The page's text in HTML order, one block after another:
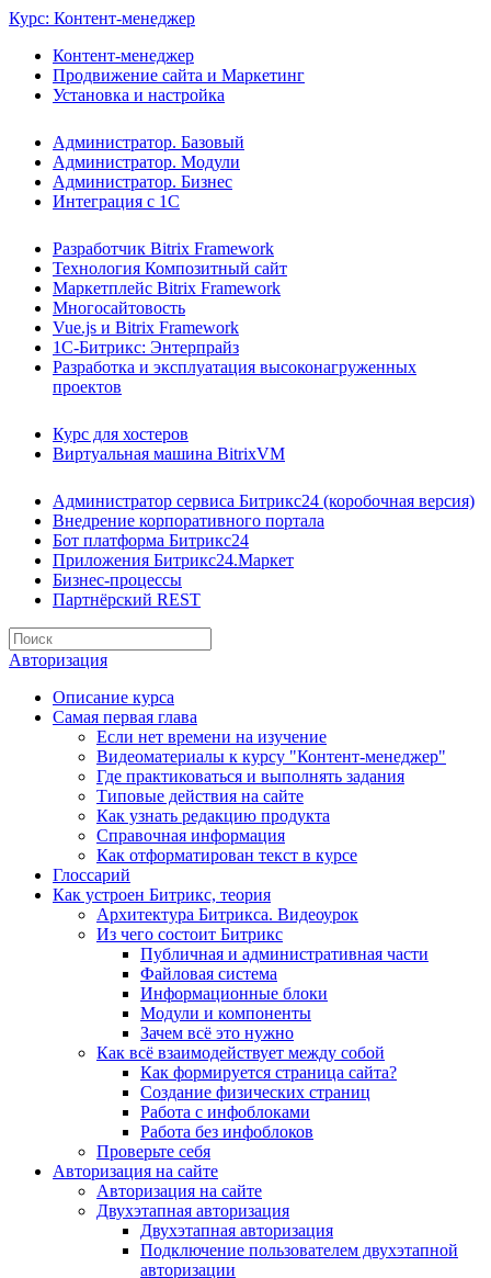
Курс: Контент-менеджер
Контент-менеджер
Продвижение сайта и Маркетинг
Установка и настройка
Администратор. Базовый
Администратор. Модули
Администратор. Бизнес
Интеграция с 1С
Разработчик Bitrix Framework
Технология Композитный сайт
Маркетплейс Bitrix Framework
Многосайтовость
Vue.js и Bitrix Framework
1С-Битрикс: Энтерпрайз
Разработка и эксплуатация высоконагруженных
проектов
Курс для хостеров
Виртуальная машина BitrixVM
Администратор сервиса Битрикс24 (коробочная версия)
Внедрение корпоративного портала
Бот платформа Битрикс24
Приложения Битрикс24.Маркет
Бизнес-процессы
Партнёрский REST
Авторизация
Описание курса
Самая первая глава
Если нет времени на изучение
Видеоматериалы к курсу "Контент-менеджер"
Где практиковаться и выполнять задания
Типовые действия на сайте
Как узнать редакцию продукта
Справочная информация
Как отформатирован текст в курсе
Глоссарий
Как устроен Битрикс, теория
Архитектура Битрикса. Видеоурок
Из чего состоит Битрикс
Публичная и административная части
Файловая система
Информационные блоки
Модули и компоненты
Зачем всё это нужно
Как всё взаимодействует между собой
Как формируется страница сайта?
Создание физических страниц
Работа с инфоблоками
Работа без инфоблоков
Проверьте себя
Авторизация на сайте
Авторизация на сайте
Двухэтапная авторизация
Двухэтапная авторизация
Подключение пользователем двухэтапной
авторизации